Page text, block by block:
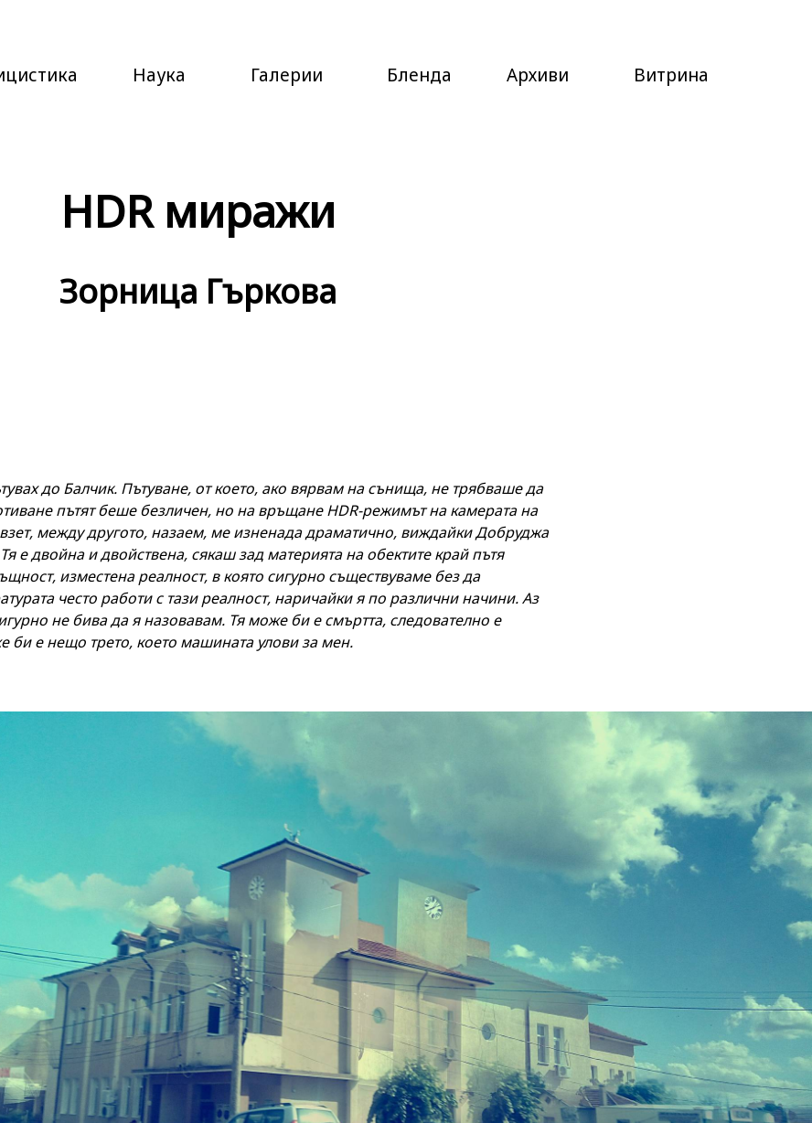
Наука Галерии Бленда Архиви Витрина
HDR миражи
Зорница Гъркова
до Балчик. Пътуване, от което, ако вярвам на сънища, не трябваше да
пътят беше безличен, но на връщане HDR-режимът на камерата на
между другото, назаем, ме изненада драматично, виждайки Добруджа
е двойна и двойствена, сякаш зад материята на обектите край пътя
изместена реалност, в която сигурно съществуваме без да
често работи с тази реалност, наричайки я по различни начини. Аз
не бива да я назовавам. Тя може би е смъртта, следователно е
би е нещо трето, което машината улови за мен.